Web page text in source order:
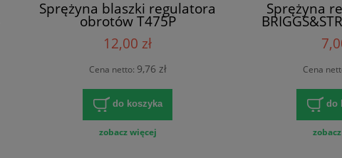
Sprężyna blaszki regulatora
obrotów T475P
12,00 zł
Cena netto: 9,76 zł
do koszyka
zobacz więcej
Sprężyna
Cena
do